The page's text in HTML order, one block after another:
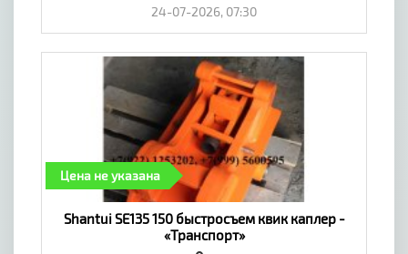
24-07-2026, 07:30
Цена не указана
​Shantui SE135 150 быстросъем квик каплер -
«Транспорт»